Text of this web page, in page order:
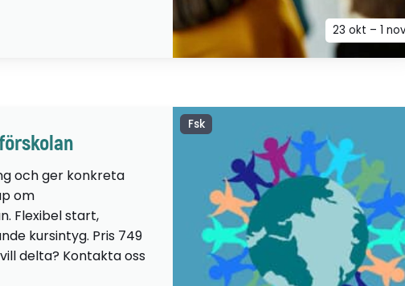
23 okt – 1
och ger konkreta
om
Flexibel start,
kursintyg. Pris 749
delta? Kontakta oss
Fsk